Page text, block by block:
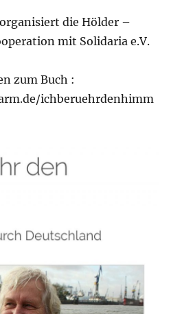
die Hölder –
mit Solidaria e.V.
zum Buch :
ichberuehrdenhimm